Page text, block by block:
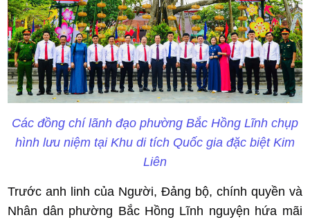
Các đồng chí lãnh đạo phường Bắc Hồng Lĩnh chụp
hình lưu niệm tại Khu di tích Quốc gia đặc biệt Kim
Liên
Trước anh linh của Người, Đảng bộ, chính quyền và
Nhân dân phường Bắc Hồng Lĩnh nguyện hứa mãi